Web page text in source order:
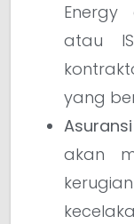
Energy
atau
yang
akan